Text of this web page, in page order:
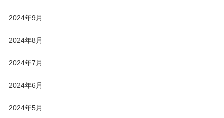
2024年9月
2024年8月
2024年7月
2024年6月
2024年5月